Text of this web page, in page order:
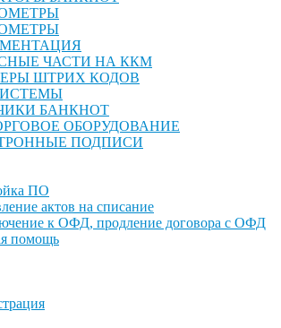
ЧАСТИ НА ККМ
ШТРИХ КОДОВ
БАНКНОТ
ОБОРУДОВАНИЕ
ПОДПИСИ
ПО
актов на списание
к ОФД, продление договора с ОФД
помощь